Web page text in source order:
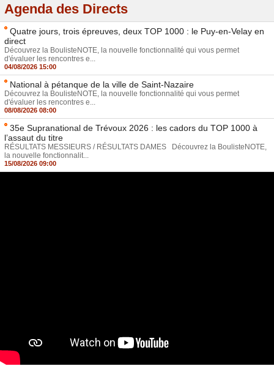
Agenda des Directs
Quatre jours, trois épreuves, deux TOP 1000 : le Puy-en-Velay en
direct
Découvrez la BoulisteNOTE, la nouvelle fonctionnalité qui vous permet
d'évaluer les rencontres e...
04/08/2026 15:00
National à pétanque de la ville de Saint-Nazaire
Découvrez la BoulisteNOTE, la nouvelle fonctionnalité qui vous permet
d'évaluer les rencontres e...
08/08/2026 08:00
35e Supranational de Trévoux 2026 : les cadors du TOP 1000 à
l’assaut du titre
RÉSULTATS MESSIEURS / RÉSULTATS DAMES Découvrez la BoulisteNOTE,
la nouvelle fonctionnalit...
15/08/2026 09:00